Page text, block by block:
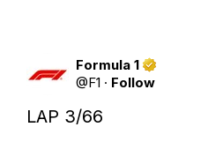
Formula 1
@F1 · Follow
LAP 3/66